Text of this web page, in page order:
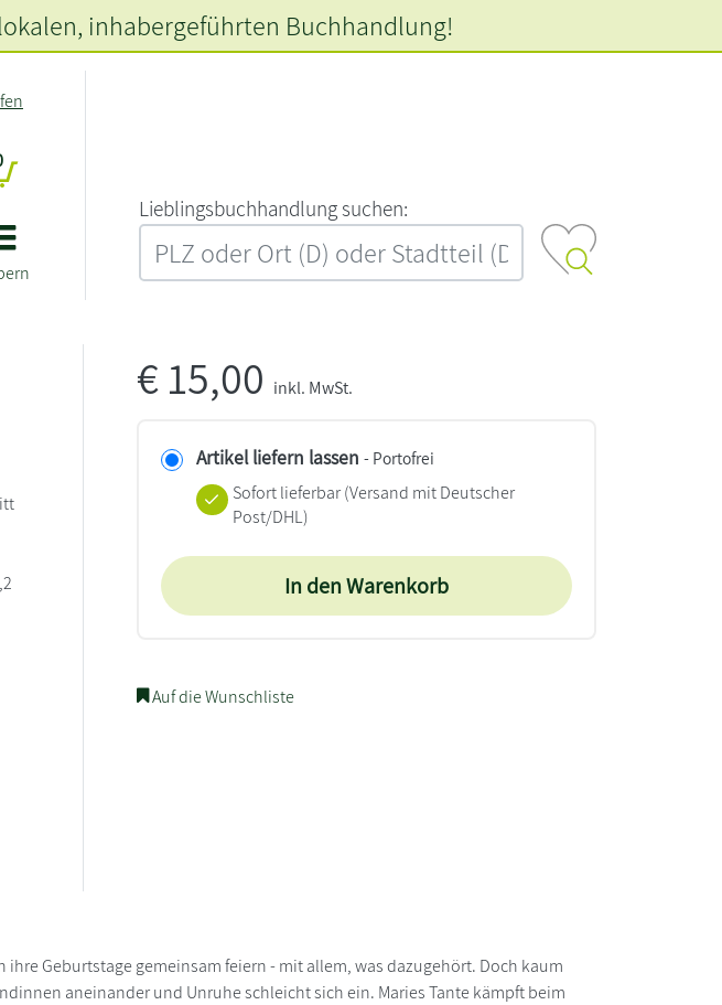
L‍i‍e‍b‍l‍i‍n‍g‍s‍b‍u‍c‍h‍h‍a‍n‍d‍l‍u‍n‍g‍ ‍s‍u‍c‍h‍e‍n‍:‍
, inhabergeführten Buchhandlung!
€15,00 inkl. MwSt.
Artikel liefern lassen - Portofrei
Sofort lieferbar(Versand mit Deutscher
Post/DHL)
In den Warenkorb
Auf die Wunschliste
ihre Geburtstage gemeinsam feiern - mit allem, was dazugehört. Doch kaum
aneinander und Unruhe schleicht sich ein. Maries Tante kämpft beim